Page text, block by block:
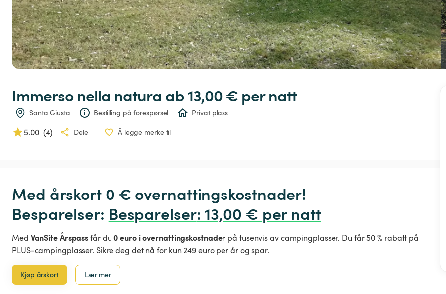
Immerso nella natura ab 13,00 € per natt
Santa Giusta Bestilling på forespørsel Privat plass
5.00 (4) Dele Å legge merke til
Med årskort 0 € overnattingskostnader!
Besparelser: Besparelser: 13,00 € per natt
Med VanSite Årspassfår du0 euro i overnattingskostnader på tusenvis av campingplasser. Du får 50 % rabatt på
PLUS-campingplasser. Sikre deg det nå for kun 249 euro per år og spar.
Kjøp årskort Lær mer